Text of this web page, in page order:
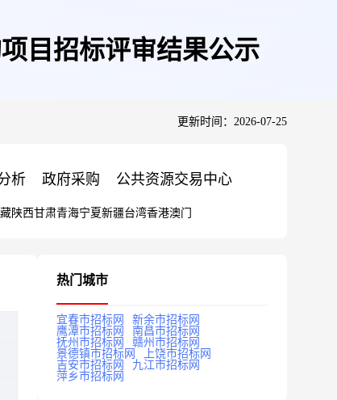
目招标评审结果公示
更新时间：2026-07-25
析 政府采购 公共资源交易中心
陕西甘肃青海宁夏新疆台湾香港澳门
热门城市
宜春市招标网
新余市招标网
鹰潭市招标网
南昌市招标网
抚州市招标网
赣州市招标网
景德镇市招标网
上饶市招标网
吉安市招标网
九江市招标网
萍乡市招标网